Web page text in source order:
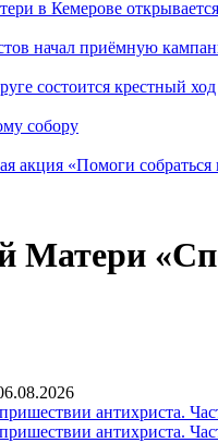
в Кемерове
начал приёмную
состоится крестный ход
собору
акция «Помоги
антихриста.
антихриста.